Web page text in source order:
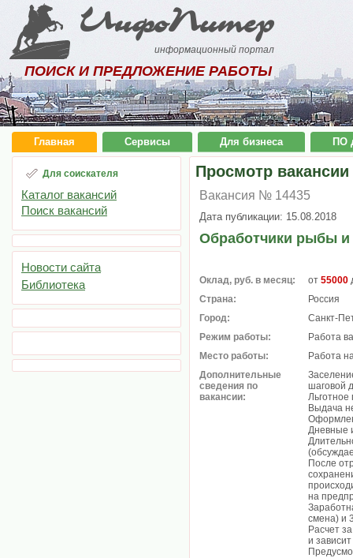
ИнфоПитер
информационный портал
ПОИСК И ПРЕДЛОЖЕНИЕ РАБОТЫ
Главная Сервисы Для бизнеса ПО
Для соискателя
Каталог вакансий
Поиск вакансий
Новости сайта
Библиотека
Просмотр вакансии
Вакансия № 14435
Дата публикации: 15.08.2018
Обработчики рыбы и
Оклад, руб. в месяц: от 55000
Страна:
Россия
Город:
Санкт-
Режим работы:
Работа
Место работы:
Работа
Дополнительные
сведения по
вакансии:
шаговой
Льготное
Выдача
Дневные
После
на
смена) и
Расчет
и